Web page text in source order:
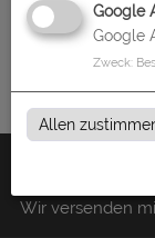
Ordner &
Ordner &
Wir versenden
Google
Google
Zweck:
Allen